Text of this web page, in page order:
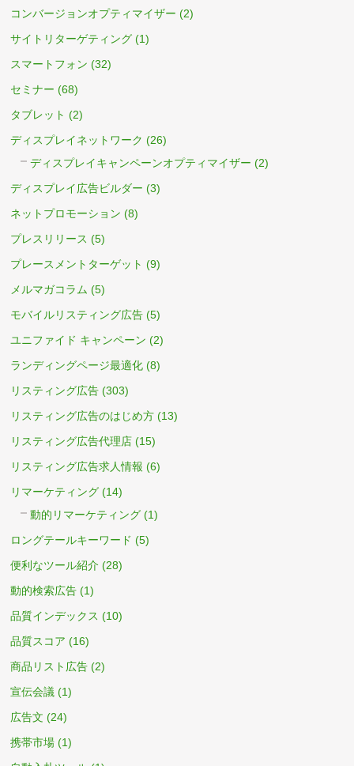
コンバージョンオプティマイザー (2)
サイトリターゲティング (1)
スマートフォン (32)
セミナー (68)
タブレット (2)
ディスプレイネットワーク (26)
ディスプレイキャンペーンオプティマイザー (2)
ディスプレイ広告ビルダー (3)
ネットプロモーション (8)
プレスリリース (5)
プレースメントターゲット (9)
メルマガコラム (5)
モバイルリスティング広告 (5)
ユニファイド キャンペーン (2)
ランディングページ最適化 (8)
リスティング広告 (303)
リスティング広告のはじめ方 (13)
リスティング広告代理店 (15)
リスティング広告求人情報 (6)
リマーケティング (14)
動的リマーケティング (1)
ロングテールキーワード (5)
便利なツール紹介 (28)
動的検索広告 (1)
品質インデックス (10)
品質スコア (16)
商品リスト広告 (2)
宣伝会議 (1)
広告文 (24)
携帯市場 (1)